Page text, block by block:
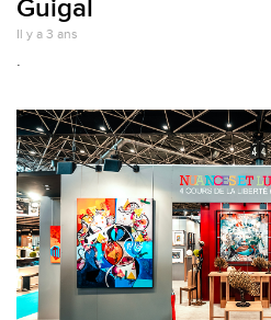
Guigal
Il y a 3 ans
.